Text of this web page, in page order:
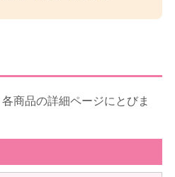
商品の詳細ページにとびま